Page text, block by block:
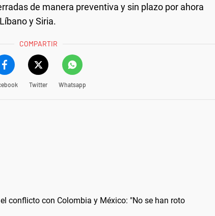
de manera preventiva y sin plazo por ahora
y Siria.
COMPARTIR
Twitter Whatsapp
conflicto con Colombia y México: "No se han roto